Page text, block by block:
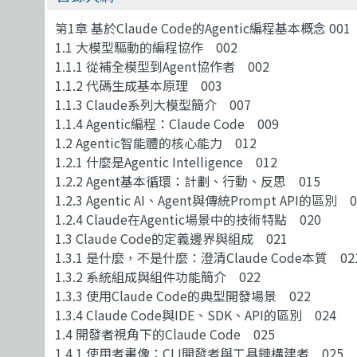
第1章 基於Claude Code的Agentic編程基本概念 001
1.1 大模型驅動的編程協作 002
1.1.1 從補全模型到Agent協作者 002
1.1.2 代碼生成基本原理 003
1.1.3 Claude系列大模型簡介 007
1.1.4 Agentic編程：Claude Code 009
1.2 Agentic智能體的核心能力 012
1.2.1 什麼是Agentic Intelligence 012
1.2.2 Agent基本循環：計劃、行動、反思 015
1.2.3 Agentic AI、Agent與傳統Prompt API的區別
1.2.4 Claude在Agentic場景中的技術特點 020
1.3 Claude Code的定義邊界與組成 021
1.3.1 是什麼，不是什麼：澄清Claude Code本質
1.3.2 系統組成與組件功能簡介 022
1.3.3 使用Claude Code的典型開發場景 022
1.3.4 Claude Code與IDE、SDK、API的區別 024
1.4 開發者視角下的Claude Code 025
1.4.1 使用者畫像：CLI開發者與工具鏈構建者 025